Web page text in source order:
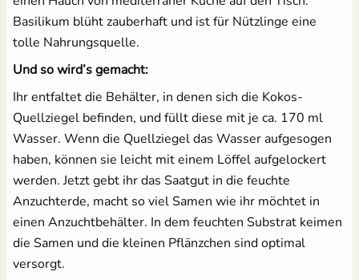
Basilikum blüht zauberhaft und ist für Nützlinge eine
tolle Nahrungsquelle.
Und so wird’s gemacht:
Ihr entfaltet die Behälter, in denen sich die Kokos-
Quellziegel befinden, und füllt diese mit je ca. 170 ml
Wasser. Wenn die Quellziegel das Wasser aufgesogen
haben, können sie leicht mit einem Löffel aufgelockert
werden. Jetzt gebt ihr das Saatgut in die feuchte
Anzuchterde, macht so viel Samen wie ihr möchtet in
einen Anzuchtbehälter. In dem feuchten Substrat keimen
die Samen und die kleinen Pflänzchen sind optimal
versorgt.